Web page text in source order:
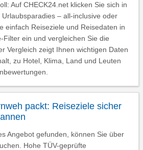
Auf CHECK24.net klicken Sie sich in
– all-inclusive oder
einfach Reiseziele und Reisedaten in
Filter ein und vergleichen Sie die
Vergleich zeigt Ihnen wichtigen Daten
zu Hotel, Klima, Land und Leuten
packt: Reiseziele sicher
Angebot gefunden, können Sie über
Hohe TÜV-geprüfte